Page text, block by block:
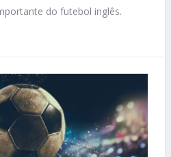
do futebol inglês.